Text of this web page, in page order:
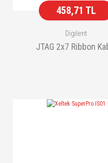
458,71 TL
Digilent
JTAG 2x7 Ribbon